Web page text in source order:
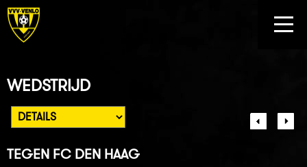
WEDSTRIJD
TEGEN FC DEN HAAG